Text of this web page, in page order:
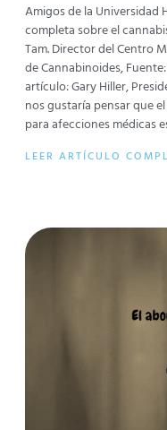
Amigos de la Universidad
completa sobre el
Tam. Director del Centro
de Cannabinoides,
artículo: Gary Hiller,
nos gustaría pensar que
para afecciones médicas
LEER ARTÍCULO